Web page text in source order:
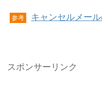
参考 キャンセルメー
スポンサーリンク